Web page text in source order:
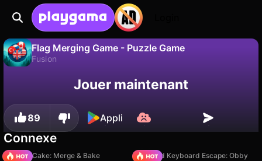
Flag Merging Game - Puzzle Game
Fusion
progression !
Non Enregistrer
Jouer maintenant
89 Appli
Connexe
Piece of Cake: Merge & Bake
+1 Speed Keyboard Escape: Obby